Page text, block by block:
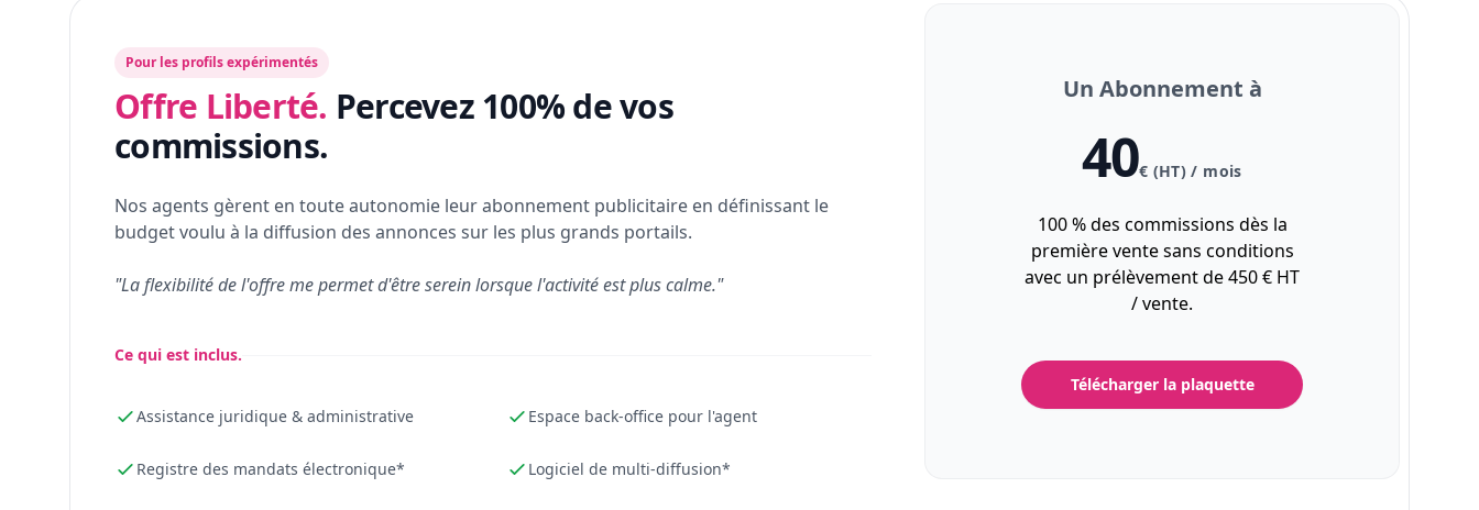
Pour les profils expérimentés
Offre Liberté. Percevez 100% de vos
commissions.
Nos agents gèrent en toute autonomie leur abonnement publicitaire en définissant le
budget voulu à la diffusion des annonces sur les plus grands portails.
"La flexibilité de l'offre me permet d'être serein lorsque l'activité est plus calme."
Ce qui est inclus.
Assistance juridique & administrative Espace back-office pour l'agent
Registre des mandats électronique* Logiciel de multi-diffusion*
Un Abonnement à
40€ (HT) / mois
100 % des commissions dès la
première vente sans conditions
avec un prélèvement de 450 € HT
/ vente.
Télécharger la plaquette